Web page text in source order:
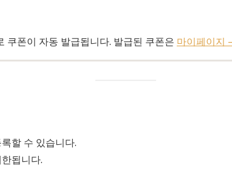
쿠폰이 자동 발급됩니다. 발급된 쿠폰은 마이페이지
할 수 있습니다.
됩니다.